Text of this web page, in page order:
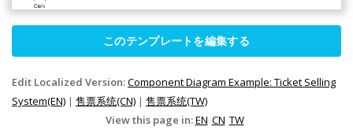
このテンプレートを編集する
Edit Localized Version:Component Diagram Example: Ticket Selling
System(EN) | 售票系统(CN) | 售票系统(TW)
View this page in:EN CN TW